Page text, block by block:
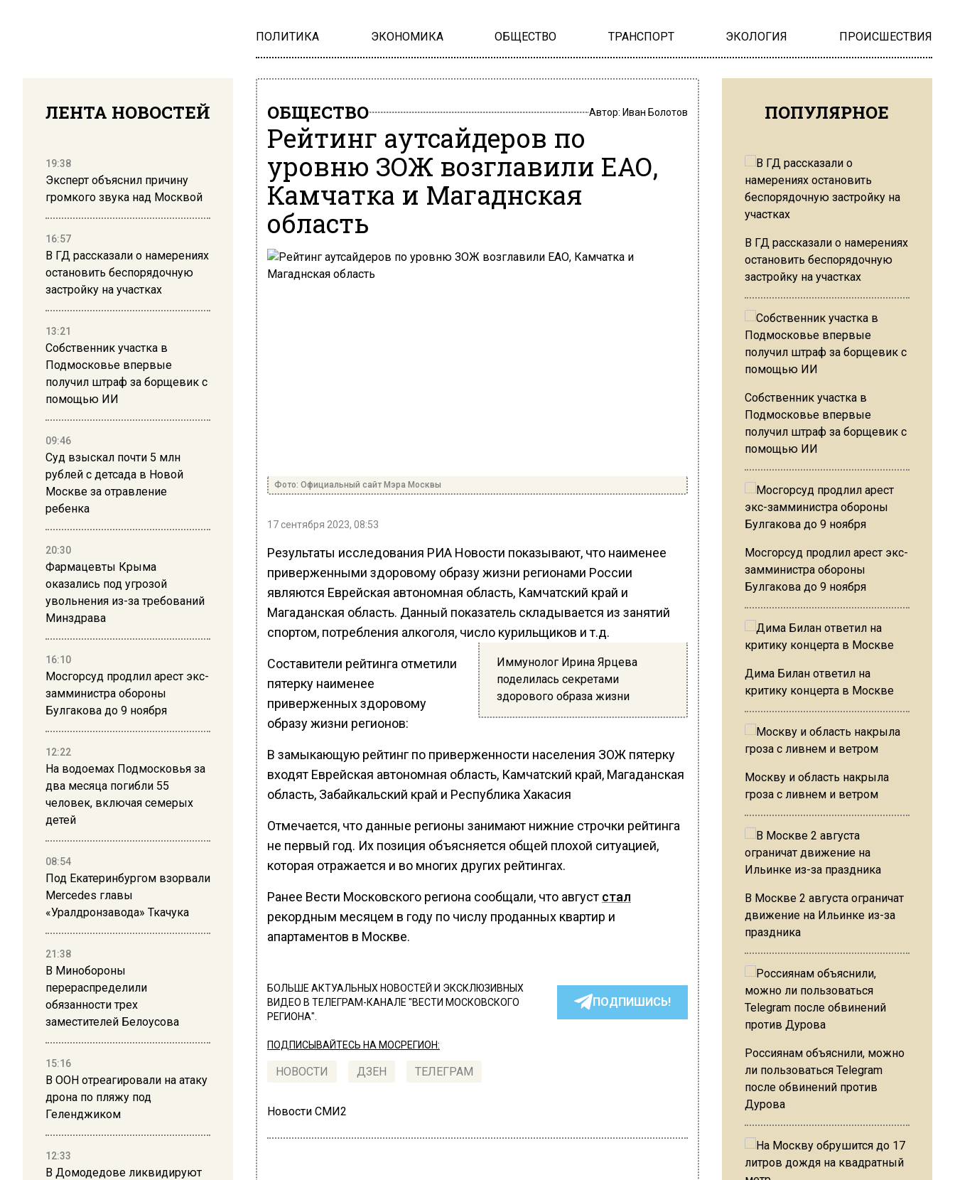
ПОЛИТИКА ЭКОНОМИКА ОБЩЕСТВО ТРАНСПОРТ ЭКОЛОГИЯ ПРОИСШЕСТВИЯ
ЛЕНТА НОВОСТЕЙ
19:38
Эксперт объяснил причину
громкого звука над Москвой
16:57
В ГД рассказали о намерениях
остановить беспорядочную
застройку на участках
13:21
Собственник участка в
Подмосковье впервые
получил штраф за борщевик с
помощью ИИ
09:46
Суд взыскал почти 5 млн
рублей с детсада в Новой
Москве за отравление
ребенка
20:30
Фармацевты Крыма
оказались под угрозой
увольнения из-за требований
Минздрава
16:10
Мосгорсуд продлил арест экс-
замминистра обороны
Булгакова до 9 ноября
12:22
На водоемах Подмосковья за
два месяца погибли 55
человек, включая семерых
детей
08:54
Под Екатеринбургом взорвали
Mercedes главы
«Уралдронзавода» Ткачука
21:38
В Минобороны
перераспределили
обязанности трех
заместителей Белоусова
15:16
В ООН отреагировали на атаку
дрона по пляжу под
Геленджиком
12:33
В Домодедове ликвидируют
ОБЩЕСТВО Автор: Иван Болотов
Рейтинг аутсайдеров по
уровню ЗОЖ возглавили ЕАО,
Камчатка и Магаднская
область
Фото: Официальный сайт Мэра Москвы
17 сентября 2023, 08:53
Результаты исследования РИА Новости показывают, что наименее
приверженными здоровому образу жизни регионами России
являются Еврейская автономная область, Камчатский край и
Магаданская область. Данный показатель складывается из занятий
спортом, потребления алкоголя, число курильщиков и т.д.
Иммунолог Ирина Ярцева
поделилась секретами
здорового образа жизни
Составители рейтинга отметили
пятерку наименее
приверженных здоровому
образу жизни регионов:
В замыкающую рейтинг по приверженности населения ЗОЖ пятерку
входят Еврейская автономная область, Камчатский край, Магаданская
область, Забайкальский край и Республика Хакасия
Отмечается, что данные регионы занимают нижние строчки рейтинга
не первый год. Их позиция объясняется общей плохой ситуацией,
которая отражается и во многих других рейтингах.
Ранее Вести Московского региона сообщали, что август стал
рекордным месяцем в году по числу проданных квартир и
апартаментов в Москве.
БОЛЬШЕ АКТУАЛЬНЫХ НОВОСТЕЙ И ЭКСКЛЮЗИВНЫХ
ВИДЕО В ТЕЛЕГРАМ-КАНАЛЕ "ВЕСТИ МОСКОВСКОГО
РЕГИОНА".
ПОДПИШИСЬ!
ПОДПИСЫВАЙТЕСЬ НА МОСРЕГИОН:
НОВОСТИ ДЗЕН ТЕЛЕГРАМ
Новости СМИ2
ПОПУЛЯРНОЕ
В ГД рассказали о намерениях
остановить беспорядочную
застройку на участках
Собственник участка в
Подмосковье впервые
получил штраф за борщевик с
помощью ИИ
Мосгорсуд продлил арест экс-
замминистра обороны
Булгакова до 9 ноября
Дима Билан ответил на
критику концерта в Москве
Москву и область накрыла
гроза с ливнем и ветром
В Москве 2 августа ограничат
движение на Ильинке из-за
праздника
Россиянам объяснили, можно
ли пользоваться Telegram
после обвинений против
Дурова